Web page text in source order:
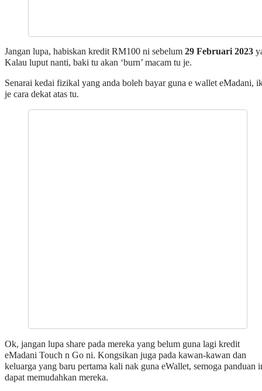
Jangan lupa, habiskan kredit RM100 ni sebelum 29 Februari 2023
Kalau luput nanti, baki tu akan ‘burn’ macam tu je.
Senarai kedai fizikal yang anda boleh bayar guna e wallet eMadani,
je cara dekat atas tu.
Ok, jangan lupa share pada mereka yang belum guna lagi kredit
eMadani Touch n Go ni. Kongsikan juga pada kawan-kawan dan
keluarga yang baru pertama kali nak guna eWallet, semoga panduan
dapat memudahkan mereka.